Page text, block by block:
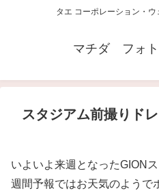
タエ コーポレーション・
マチダ フォト
スタジアム前撮りド
いよいよ来週となったGION
週間予報ではお天気のようで